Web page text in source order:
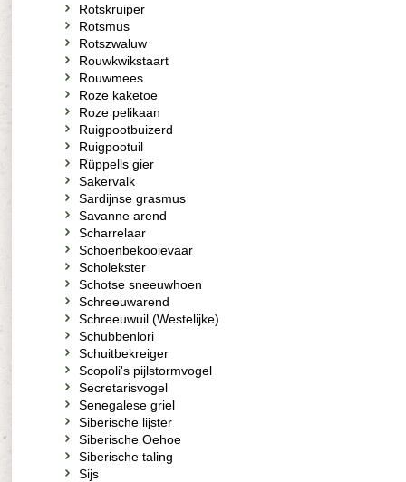
Rotskruiper
Rotsmus
Rotszwaluw
Rouwkwikstaart
Rouwmees
Roze kaketoe
Roze pelikaan
Ruigpootbuizerd
Ruigpootuil
Rüppells gier
Sakervalk
Sardijnse grasmus
Savanne arend
Scharrelaar
Schoenbekooievaar
Scholekster
Schotse sneeuwhoen
Schreeuwarend
Schreeuwuil (Westelijke)
Schubbenlori
Schuitbekreiger
Scopoli's pijlstormvogel
Secretarisvogel
Senegalese griel
Siberische lijster
Siberische Oehoe
Siberische taling
Sijs